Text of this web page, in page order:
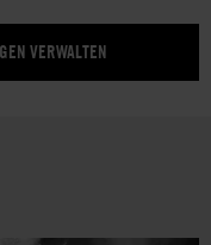
VERWALTEN